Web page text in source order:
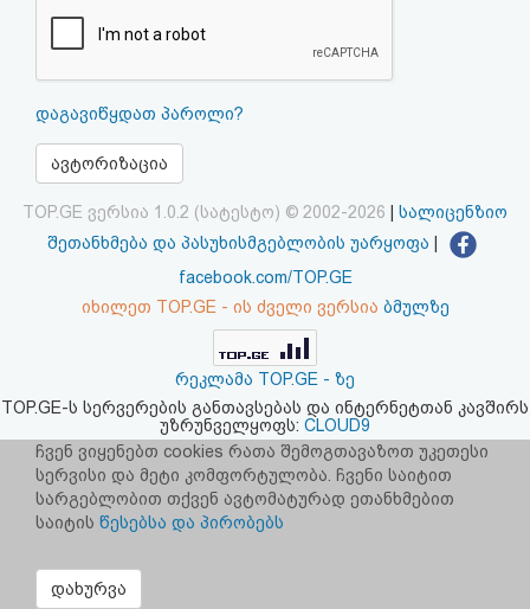
პაროლის
HTML
კოდი
შეთანხმება
პასუხისმგებლობის
უარყოფა
დაგავიწყდათ პაროლი?
ავტორიზაცია
TOP.GE ვერსია 1.0.2 (სატესტო) © 2002-2026
სალიცენზიო
შეთანხმება და პასუხისმგებლობის უარყოფა
facebook.com/TOP.GE
იხილეთ TOP.GE - ის ძველი ვერსია ბმულზე
რეკლამა TOP.GE - ზე
TOP.GE-ს სერვერების განთავსებას და ინტერნეტთან კავშირს
უზრუნველყოფს: CLOUD9
ჩვენ ვიყენებთ cookies რათა შემოგთავაზოთ უკეთესი
სერვისი და მეტი კომფორტულობა. ჩვენი საიტით
სარგებლობით თქვენ ავტომატურად ეთანხმებით
საიტის წესებსა და პირობებს
დახურვა